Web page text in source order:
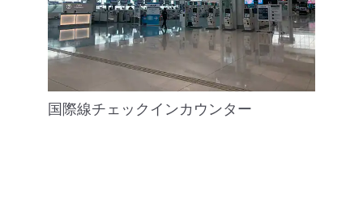
国際線チェックインカウンター